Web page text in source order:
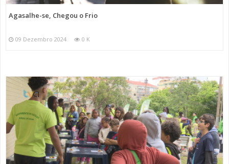
Agasalhe-se, Chegou o Frio
09 Dezembro 2024 0 K